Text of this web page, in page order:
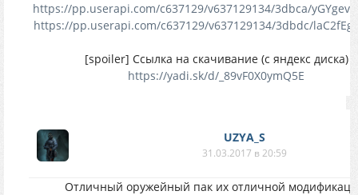
https://pp.userapi.com/c637129/v637129134/3dbca/
https://pp.userapi.com/c637129/v637129134/3dbdc/
[spoiler] Ссылка на скачивание (с яндекс диска)
https://yadi.sk/d/_89vF0X0ymQ5E
UZYA_S
31.03.2017 в 20:59
Отличный оружейный пак их отличной